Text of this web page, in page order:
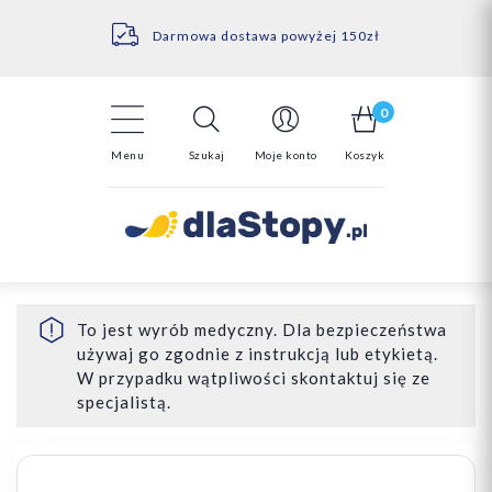
Darmowa dostawa powyżej 150zł
14 Dni na darmowy zwrot*
Menu Szukaj Moje konto
0
Koszyk
To jest wyrób medyczny. Dla bezpieczeństwa
używaj go zgodnie z instrukcją lub etykietą.
W przypadku wątpliwości skontaktuj się ze
specjalistą.